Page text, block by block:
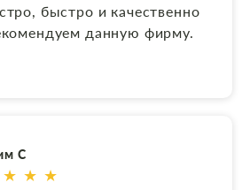
быстро и качественно
данную фирму.
С
★ ★